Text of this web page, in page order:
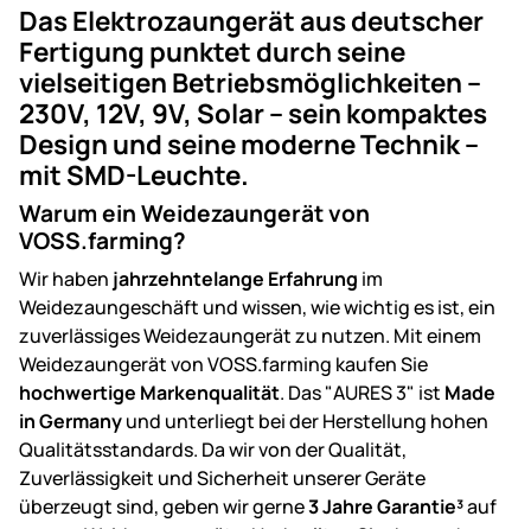
Das Elektrozaungerät aus deutscher
Fertigung punktet durch seine
vielseitigen Betriebsmöglichkeiten –
230V, 12V, 9V, Solar – sein kompaktes
Design und seine moderne Technik –
mit SMD-Leuchte.
Warum ein Weidezaungerät von
VOSS.farming?
Wir haben jahrzehntelange Erfahrung im
Weidezaungeschäft und wissen, wie wichtig es ist, ein
zuverlässiges Weidezaungerät zu nutzen. Mit einem
Weidezaungerät von VOSS.farming kaufen Sie
hochwertige Markenqualität. Das "AURES 3" ist Made
in Germanyund unterliegt bei der Herstellung hohen
Qualitätsstandards. Da wir von der Qualität,
Zuverlässigkeit und Sicherheit unserer Geräte
überzeugt sind, geben wir gerne3 Jahre Garantie³auf